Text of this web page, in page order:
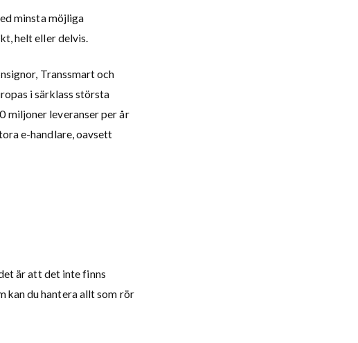
minsta möjliga
helt eller delvis.
Transsmart och
i särklass största
miljoner leveranser per år
e-handlare, oavsett
är att det inte finns
kan du hantera allt som rör